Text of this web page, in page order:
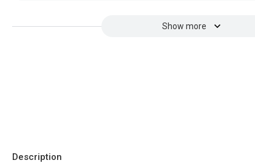
Show more
Description